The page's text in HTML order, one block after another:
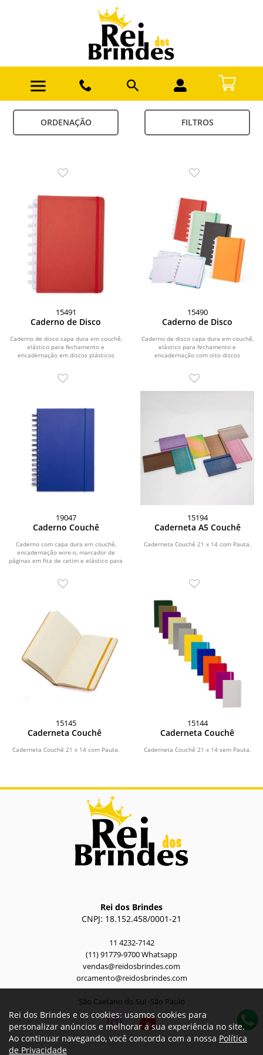
ORDENAÇÃO FILTROS
15491
Caderno de Disco
Caderno de disco capa dura em couchê,
elástico para fechamento e
encadernação em discos plásticos
15490
Caderno de Disco
Caderno de disco capa dura em couchê,
elástico para fechamento e
encadernação com oito discos
19047
Caderno Couchê
Caderno com capa dura em couchê,
encadernação wire-o, marcador de
páginas em fita de cetim e elástico para
15194
Caderneta A5 Couchê
Caderneta Couchê 21 x 14 com Pauta.
15145
Caderneta Couchê
Caderneta Couchê 21 x 14 com Pauta.
15144
Caderneta Couchê
Caderneta Couchê 21 x 14 sem Pauta.
Rei dos Brindes
CNPJ: 18.152.458/0001-21
11 4232-7142
(11) 91779-9700 Whatsapp
vendas@reidosbrindes.com
orcamento@reidosbrindes.com
São Caetano do Sul -São Paulo
Rei dos Brindes e os cookies: usamos cookies para
personalizar anúncios e melhorar a sua experiência no site.
Ao continuar navegando, você concorda com a nossa Política
de Privacidade